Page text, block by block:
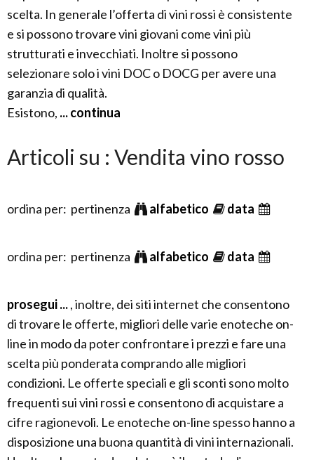
scelta. In generale l’offerta di vini rossi è consistente
e si possono trovare vini giovani come vini più
strutturati e invecchiati. Inoltre si possono
selezionare solo i vini DOC o DOCG per avere una
garanzia di qualità.
Esistono, ... continua
Articoli su : Vendita vino rosso
ordina per: pertinenza alfabetico data
ordina per: pertinenza alfabetico data
prosegui ..., inoltre, dei siti internet che consentono
di trovare le offerte, migliori delle varie enoteche on-
line in modo da poter confrontare i prezzi e fare una
scelta più ponderata comprando alle migliori
condizioni. Le offerte speciali e gli sconti sono molto
frequenti sui vini rossi e consentono di acquistare a
cifre ragionevoli. Le enoteche on-line spesso hanno a
disposizione una buona quantità di vini internazionali.